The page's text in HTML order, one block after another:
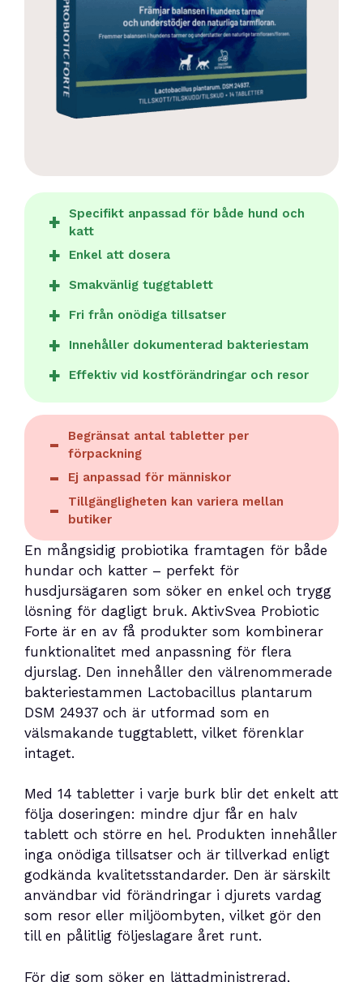
Specifikt anpassad för både hund och
katt
Enkel att dosera
Smakvänlig tuggtablett
Fri från onödiga tillsatser
Innehåller dokumenterad bakteriestam
Effektiv vid kostförändringar och resor
Begränsat antal tabletter per
förpackning
Ej anpassad för människor
Tillgängligheten kan variera mellan
butiker
En mångsidig probiotika framtagen för både
hundar och katter – perfekt för
husdjursägaren som söker en enkel och trygg
lösning för dagligt bruk. AktivSvea Probiotic
Forte är en av få produkter som kombinerar
funktionalitet med anpassning för flera
djurslag. Den innehåller den välrenommerade
bakteriestammen Lactobacillus plantarum
DSM 24937 och är utformad som en
välsmakande tuggtablett, vilket förenklar
intaget.
Med 14 tabletter i varje burk blir det enkelt att
följa doseringen: mindre djur får en halv
tablett och större en hel. Produkten innehåller
inga onödiga tillsatser och är tillverkad enligt
godkända kvalitetsstandarder. Den är särskilt
användbar vid förändringar i djurets vardag
som resor eller miljöombyten, vilket gör den
till en pålitlig följeslagare året runt.
För dig som söker en lättadministrerad,